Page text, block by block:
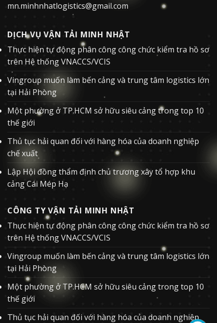
mn.minhnhatlogistics@gmail.com
DỊCH VỤ VẬN TẢI MINH NHẬT
Thực hiện tự động phân công công chức kiểm tra hồ sơ
trên Hệ thống VNACCS/VCIS
Vingroup muốn làm bến cảng và trung tâm logistics lớn
tại Hải Phòng
Một phường ở TP.HCM sở hữu siêu cảng trong top 10
thế giới
Thủ tục hải quan đối với hàng hóa của doanh nghiệp
chế xuất
Lập Hội đồng thẩm định chủ trương xây tổ hợp khu
cảng Cái Mép Hạ
CÔNG TY VẬN TẢI MINH NHẬT
Thực hiện tự động phân công công chức kiểm tra hồ sơ
trên Hệ thống VNACCS/VCIS
Vingroup muốn làm bến cảng và trung tâm logistics lớn
tại Hải Phòng
Một phường ở TP.HCM sở hữu siêu cảng trong top 10
thế giới
Thủ tục hải quan đối với hàng hóa của doanh nghiệp